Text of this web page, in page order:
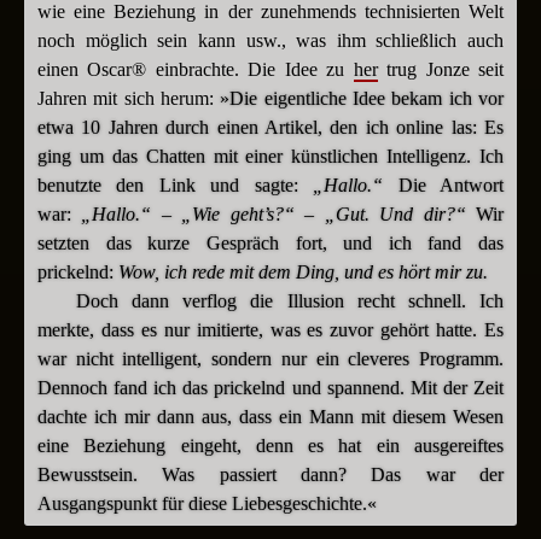
wie eine Beziehung in der zunehmends technisierten Welt
noch möglich sein kann usw., was ihm schließlich auch
einen Oscar® einbrachte. Die Idee zu hertrug Jonze seit
Jahren mit sich herum:»Die eigentliche Idee bekam ich vor
etwa 10 Jahren durch einen Artikel, den ich online las: Es
ging um das Chatten mit einer künstlichen Intelligenz. Ich
benutzte den Link und sagte:
„Hallo.“ Die Antwort
war:
„Hallo.“ – „Wie geht’s?“ – „Gut. Und dir?“ Wir
setzten das kurze Gespräch fort, und ich fand das
prickelnd: Wow, ich rede mit dem Ding, und es hört mir zu.
Doch dann verflog die Illusion recht schnell. Ich
merkte, dass es nur imitierte, was es zuvor gehört hatte. Es
war nicht intelligent, sondern nur ein cleveres Programm.
Dennoch fand ich das prickelnd und spannend. Mit der Zeit
dachte ich mir dann aus, dass ein Mann mit diesem Wesen
eine Beziehung eingeht, denn es hat ein ausgereiftes
Bewusstsein. Was passiert dann? Das war der
Ausgangspunkt für diese Liebesgeschichte.«